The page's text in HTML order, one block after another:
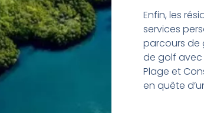
Enfin, les
services
parcours de
de golf avec
Plage et
en quête